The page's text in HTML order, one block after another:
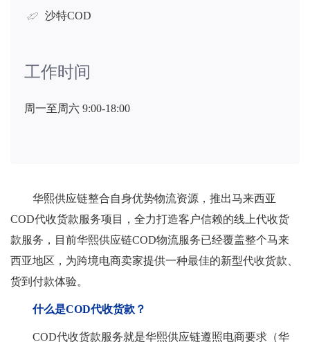
沙特COD
工作时间
周一至周六 9:00-18:00
华熙供应链整合自身优势物流资源，推出马来西亚
COD代收货款服务项目，全力打造客户信赖的线上代收货
款服务，目前华熙供应链COD物流服务已经覆盖整个马来
西亚地区，为跨境电商卖家提供一种最佳的新型代收货款、
货到付款体验。
什么是COD代收货款？
COD代收货款服务就是华熙供应链遵照电商要求（华